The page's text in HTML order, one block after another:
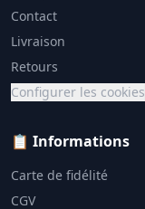
Contact
Livraison
Retours
Configurer les cookies
📋 Informations
Carte de fidélité
CGV